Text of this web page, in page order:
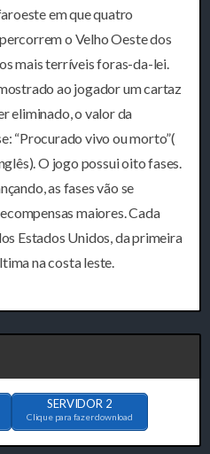
em que quatro
o Velho Oeste dos
mais terríveis foras-da-lei.
ao jogador um cartaz
eliminado, o valor da
“Procurado vivo ou morto”(
O jogo possui oito fases.
as fases vão se
maiores. Cada
Estados Unidos, da primeira
na costa leste.
SERVIDOR 2
Clique para fazer download